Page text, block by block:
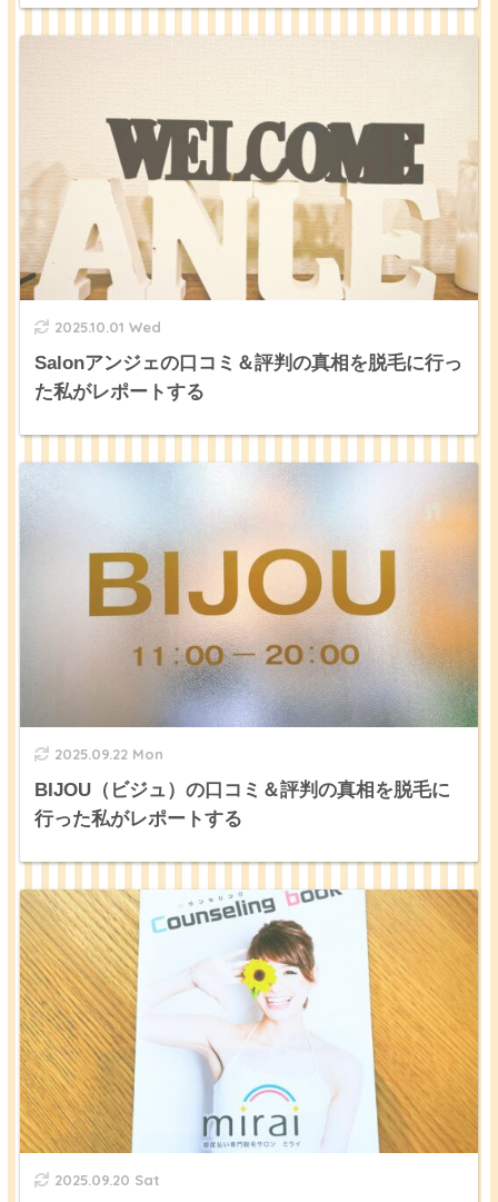
2025.10.01 Wed
Salonアンジェの口コミ＆評判の真相を脱毛に行っ
た私がレポートする
2025.09.22 Mon
BIJOU（ビジュ）の口コミ＆評判の真相を脱毛に
行った私がレポートする
2025.09.20 Sat